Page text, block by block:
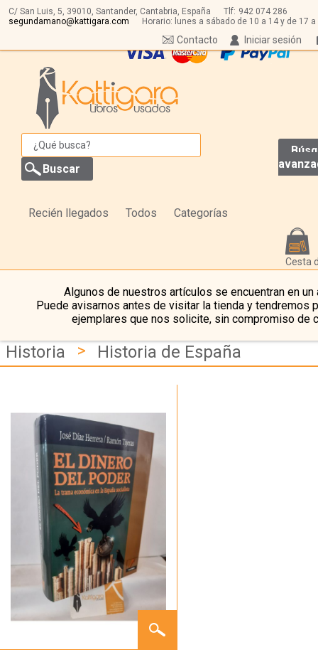
C/ San Luis, 5, 39010, Santander, Cantabria, España Tlf: 942 074 286
segundamano@kattigara.com
Horario: lunes a sábado de 10 a 14 y de 17 a
Iniciar sesión
Contacto
Recién llegados Todos Categorías
Cesta
Algunos de nuestros artículos se encuentran en un
Puede avisarnos antes de visitar la tienda y tendremos
ejemplares que nos solicite, sin compromiso de
Historia > Historia de España
DINERO